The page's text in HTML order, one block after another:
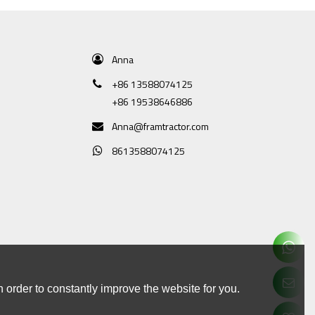
Anna
+86 13588074125
+86 19538646886
Anna@framtractor.com
8613588074125
to constantly improve the website for you.